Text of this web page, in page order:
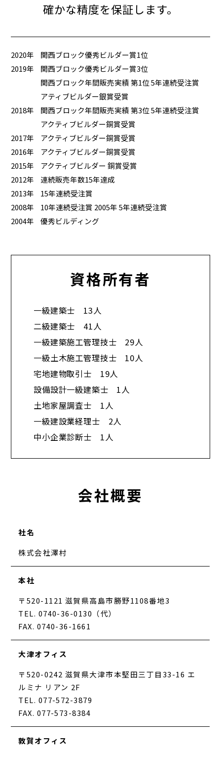
確かな精度を保証します。
2020年
関西ブロック優秀ビルダー賞1位
2019年
関西ブロック優秀ビルダー賞3位
関西ブロック年間販売実績 第1位 5年連続受注賞
アティブビルダー銀賞受賞
2018年
関西ブロック年間販売実績 第3位 5年連続受注賞
アクティブビルダー銅賞受賞
2017年
アクティブビルダー銅賞受賞
2016年
アクティブビルダー銅賞受賞
2015年
アクティブビルダー 銅賞受賞
2012年
連続販売年数15年達成
2013年
15年連続受注賞
2008年
10年連続受注賞 2005年 5年連続受注賞
2004年
優秀ビルディング
資格所有者
一級建築士 13人
二級建築士 41人
一級建築施工管理技士 29人
一級土木施工管理技士 10人
宅地建物取引士 19人
設備設計一級建築士 1人
土地家屋調査士 1人
一級建設業経理士 2人
中小企業診断士 1人​
会社概要
社名
株式会社澤村
本社
〒520-1121 滋賀県高島市勝野1108番地3
TEL. 0740-36-0130（代）
FAX. 0740-36-1661
大津オフィス
〒520-0242 滋賀県大津市本堅田三丁目33-16 エ
ルミナ リアン 2F
TEL. 077-572-3879
FAX. 077-573-8384
敦賀オフィス